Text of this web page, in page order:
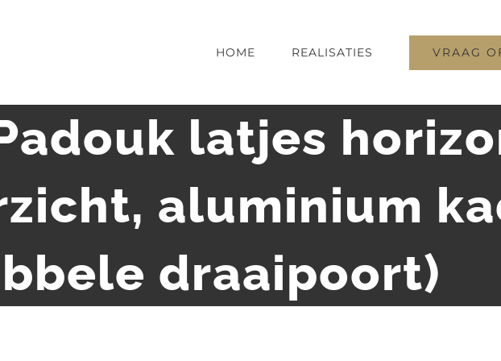
HOME REALISATIES VRAAG
latjes
aluminium
draaipoort)